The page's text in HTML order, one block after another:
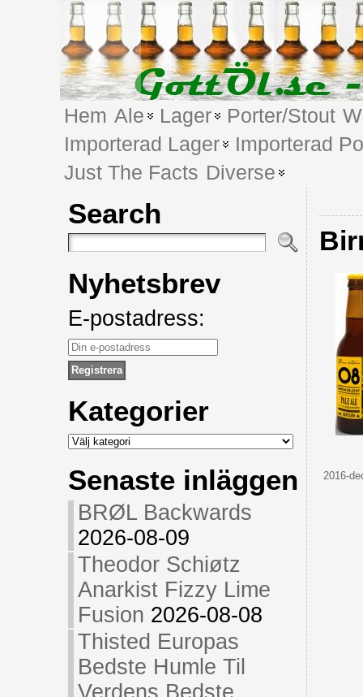
Hem Ale Lager Porter/Stout
Importerad Lager
Importerad
Just The Facts Diverse
Search
Nyhetsbrev
E-postadress:
Kategorier
Kategorier
Senaste inläggen
BRØL Backwards
2026-08-09
Theodor Schiøtz
Anarkist Fizzy Lime
Fusion 2026-08-08
Thisted Europas
Bedste Humle Til
Verdens Bedste
2016-